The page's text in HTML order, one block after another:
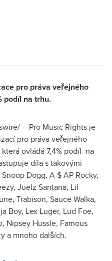
pro práva veřejného
podíl na trhu.
-- Pro Music Rights je
pro práva veřejného
ovládá 7,4% podíl na
díla s takovými
Dogg, A $ AP Rocky,
Juelz Santana, Lil
, Trabison, Sauce Walka,
Boy, Lex Luger, Lud Foe,
Nipsey Hussle, Famous
a mnoho dalších.